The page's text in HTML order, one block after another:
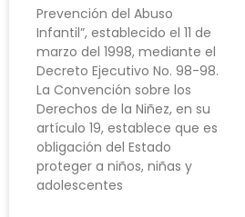
Prevención del Abuso
Infantil”, establecido el 11 de
marzo del 1998, mediante el
Decreto Ejecutivo No. 98-98.
La Convención sobre los
Derechos de la Niñez, en su
artículo 19, establece que es
obligación del Estado
proteger a niños, niñas y
adolescentes